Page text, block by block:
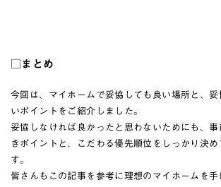
□まとめ
今回は、マイホームで妥協しても良い場所と、
いポイントをご紹介しました。
妥協しなければ良かったと思わないためにも、
きポイントと、こだわる優先順位をしっかり決
す。
皆さんもこの記事を参考に理想のマイホームを手